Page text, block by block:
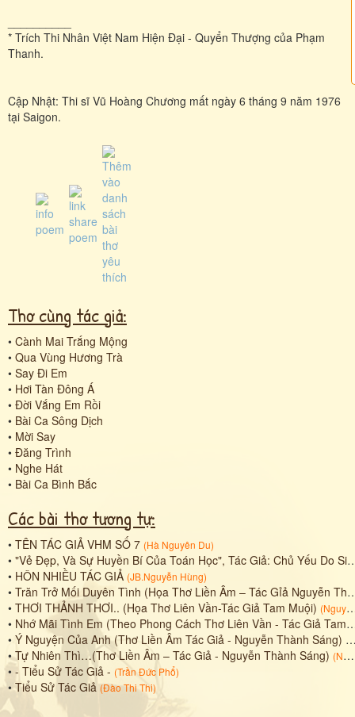
* Trích Thi Nhân Việt Nam Hiện Đại - Quyển Thượng của Phạm
Thanh.
Cập Nhật: Thi sĩ Vũ Hoàng Chương mất ngày 6 tháng 9 năm 1976
tại Saigon.
Thơ cùng tác giả:
• Cành Mai Trắng Mộng
• Qua Vùng Hương Trà
• Say Đi Em
• Hơi Tàn Đông Á
• Đời Vắng Em Rồi
• Bài Ca Sông Dịch
• Mời Say
• Đăng Trình
• Nghe Hát
• Bài Ca Bình Bắc
Các bài thơ tương tự:
• TÊN TÁC GIẢ VHM SỐ 7 (Hà Nguyên Du)
• "Vẻ Đẹp, Và Sự Huyền Bí Của Toán Học", Tác Giả: Chủ Yếu Do Sinh Tử (生子) Soạn Thảo Bao Gồm: Thiên Đạo, Địa Đạo, Nhân (Con Người).
• HÔN NHIỀU TÁC GIẢ (JB.Nguyễn Hùng)
• Trăn Trở Mối Duyên Tình (Họa Thơ Liền Âm – Tác Gỉả Nguyễn Thành Sáng)
• THƠI THẢNH THƠI.. (Họa Thơ Liên Vần-Tác Giả Tam Muội) (Nguyễn Thành Sáng
• Nhớ Mãi Tình Em (Theo Phong Cách Thơ Liên Vần - Tác Giả Tam Muội)
• Ý Nguyện Của Anh (Thơ Liền Âm Tác Giả - Nguyễn Thành Sáng) (
•Tự Nhiên Thì…(Thơ Liền Âm – Tác Giả - Nguyễn Thành Sáng) (Nguyễn Thành Sáng
• - Tiểu Sử Tác Giả - (Trần Đức Phổ)
•Tiểu Sử Tác Giả (Đào Thi Thi)